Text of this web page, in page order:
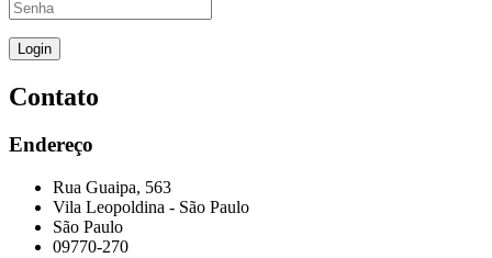
Contato
Endereço
Rua Guaipa, 563
Vila Leopoldina - São Paulo
São Paulo
09770-270